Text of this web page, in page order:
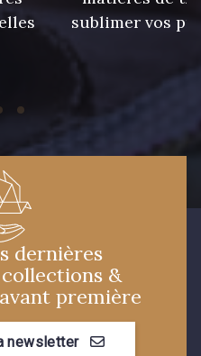
sublimer vos
dernières
&
première
newsletter